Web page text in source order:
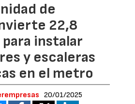
de
22,8
instalar
y escaleras
en el metro
20/01/2025